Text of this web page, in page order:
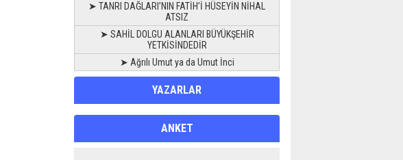
➤ TANRI DAĞLARI’NIN FATİH’İ HÜSEYİN NİHAL
ATSIZ
➤ SAHİL DOLGU ALANLARI BÜYÜKŞEHİR
YETKİSİNDEDİR
➤ Ağrılı Umut ya da Umut İnci
YAZARLAR
ANKET